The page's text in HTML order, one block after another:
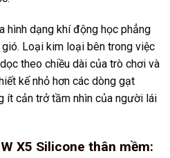
hình dạng khí động học phẳng
Loại kim loại bên trong việc
theo chiều dài của trò chơi và
kế nhỏ hơn các dòng gạt
ít cản trở tầm nhìn của người lái
X5 Silicone thân mềm: